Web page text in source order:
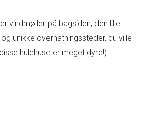
vindmøller på bagsiden, den lille
unikke overnatningssteder, du ville
hulehuse er meget dyre!).